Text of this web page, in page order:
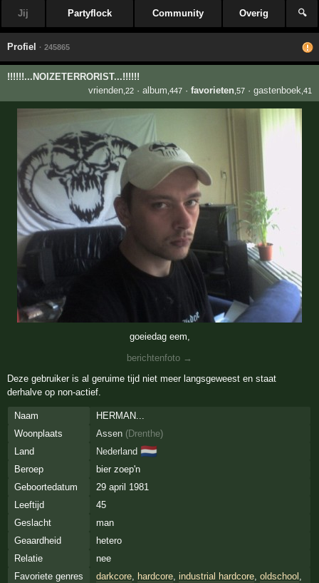
Jij Partyflock Community Overig 🔍
Profiel · 245865
!!!!!!...NOIZETERRORIST...!!!!!!
vrienden,22· album ,447· favorieten ,57· gastenboek ,41
goeiedag eem,
berichtenfoto →
Deze gebruiker is al geruime tijd niet meer langsgeweest en staat
derhalve op non-actief.
Naam
HERMAN...
Woonplaats
Assen (Drenthe)
Land
Nederland 🇳🇱
Beroep
bier zoep'n
Geboortedatum
29 april 1981
Leeftijd
45
Geslacht
man
Geaardheid
hetero
Relatie
nee
Favoriete genres
darkcore, hardcore, industrial hardcore, oldschool ,